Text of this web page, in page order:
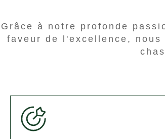
Grâce à notre profonde
faveur de l'excellence,